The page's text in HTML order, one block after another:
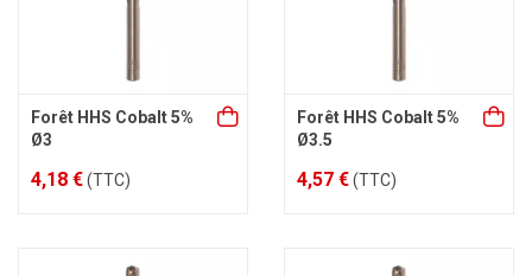
Forêt HHS Cobalt 5%
Ø3
4,18 €(TTC)
Forêt HHS Cobalt 5%
Ø3.5
4,57 €(TTC)